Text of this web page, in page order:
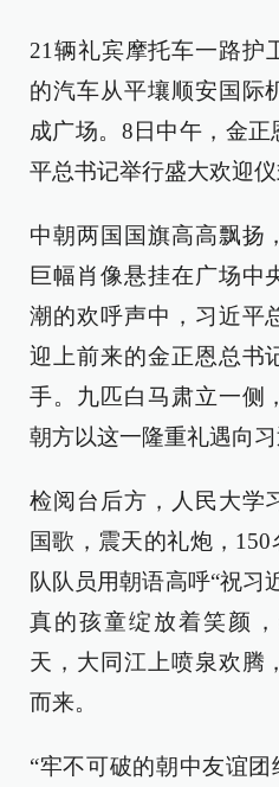
21辆礼宾摩托车一路护
的汽车从平壤顺安国际
成广场。8日中午，金
平总书记举行盛大欢迎仪
中朝两国国旗高高飘扬
巨幅肖像悬挂在广场中
潮的欢呼声中，习近平
迎上前来的金正恩总书
手。九匹白马肃立一侧
朝方以这一隆重礼遇向习
检阅台后方，人民大学
国歌，震天的礼炮，
队队员用朝语高呼“祝习
真的孩童绽放着笑颜
天，大同江上喷泉欢腾
而来。
“牢不可破的朝中友谊